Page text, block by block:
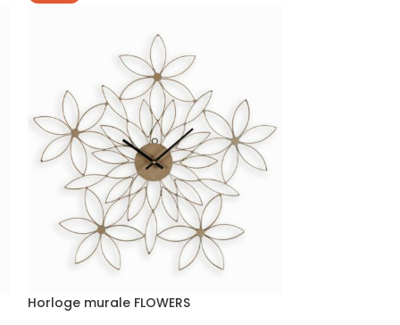
Horloge murale FLOWERS